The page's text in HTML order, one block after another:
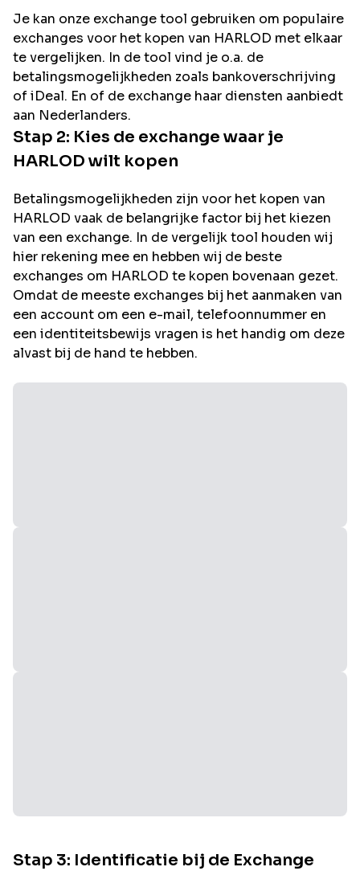
Je kan onze exchange tool gebruiken om populaire
exchanges voor het kopen van HARLOD met elkaar
te vergelijken. In de tool vind je o.a. de
betalingsmogelijkheden zoals bankoverschrijving
of iDeal. En of de exchange haar diensten aanbiedt
aan Nederlanders.
Stap 2: Kies de exchange waar je
HARLOD wilt kopen
Betalingsmogelijkheden zijn voor het kopen van
HARLOD vaak de belangrijke factor bij het kiezen
van een exchange. In de vergelijk tool houden wij
hier rekening mee en hebben wij de beste
exchanges om HARLOD te kopen bovenaan gezet.
Omdat de meeste exchanges bij het aanmaken van
een account om een e-mail, telefoonnummer en
een identiteitsbewijs vragen is het handig om deze
alvast bij de hand te hebben.
Stap 3: Identificatie bij de Exchange